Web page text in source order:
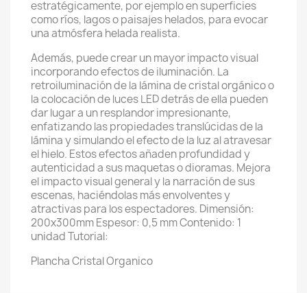
estratégicamente, por ejemplo en superficies
como ríos, lagos o paisajes helados, para evocar
una atmósfera helada realista.
Además, puede crear un mayor impacto visual
incorporando efectos de iluminación. La
retroiluminación de la lámina de cristal orgánico o
la colocación de luces LED detrás de ella pueden
dar lugar a un resplandor impresionante,
enfatizando las propiedades translúcidas de la
lámina y simulando el efecto de la luz al atravesar
el hielo. Estos efectos añaden profundidad y
autenticidad a sus maquetas o dioramas. Mejora
el impacto visual general y la narración de sus
escenas, haciéndolas más envolventes y
atractivas para los espectadores. Dimensión:
200x300mm Espesor: 0,5 mm Contenido: 1
unidad Tutorial:
Plancha Cristal Organico